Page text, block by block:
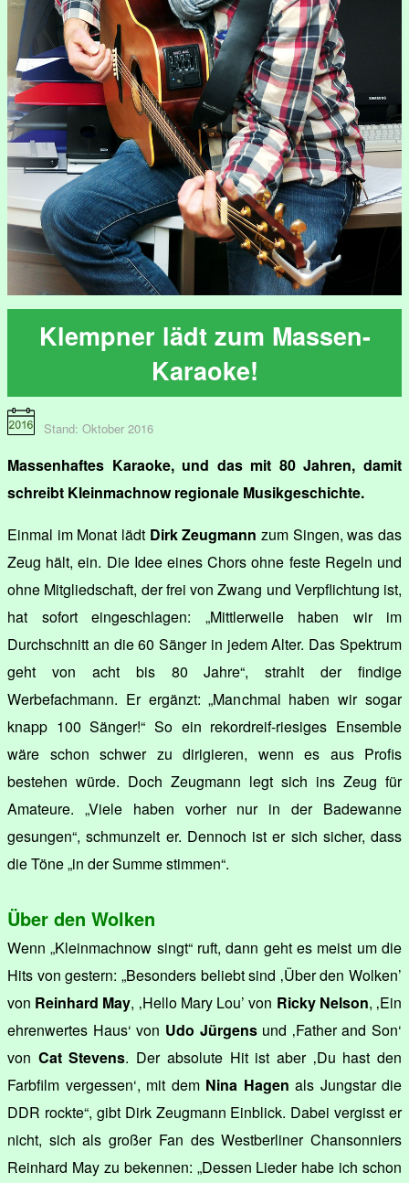
Klempner lädt zum Massen-
Karaoke!
Stand: Oktober 2016
Massenhaftes Karaoke, und das mit 80 Jahren, damit
schreibt Kleinmachnow regionale Musikgeschichte.
Einmal im Monat lädt Dirk Zeugmann zum Singen, was das
Zeug hält, ein. Die Idee eines Chors ohne feste Regeln und
ohne Mitgliedschaft, der frei von Zwang und Verpflichtung ist,
hat sofort eingeschlagen: „Mittlerweile haben wir im
Durchschnitt an die 60 Sänger in jedem Alter. Das Spektrum
geht von acht bis 80 Jahre“, strahlt der findige
Werbefachmann. Er ergänzt: „Manchmal haben wir sogar
knapp 100 Sänger!“ So ein rekordreif-riesiges Ensemble
wäre schon schwer zu dirigieren, wenn es aus Profis
bestehen würde. Doch Zeugmann legt sich ins Zeug für
Amateure. „Viele haben vorher nur in der Badewanne
gesungen“, schmunzelt er. Dennoch ist er sich sicher, dass
die Töne „in der Summe stimmen“.
Über den Wolken
Wenn „Kleinmachnow singt“ ruft, dann geht es meist um die
Hits von gestern: „Besonders beliebt sind ‚Über den Wolken’
von Reinhard May, ‚Hello Mary Lou’ von Ricky Nelson, ‚Ein
ehrenwertes Haus‘ von Udo Jürgensund ‚Father and Son‘
von Cat Stevens. Der absolute Hit ist aber ‚Du hast den
Farbfilm vergessen‘, mit dem Nina Hagen als Jungstar die
DDR rockte“, gibt Dirk Zeugmann Einblick. Dabei vergisst er
nicht, sich als großer Fan des Westberliner Chansonniers
Reinhard May zu bekennen: „Dessen Lieder habe ich schon